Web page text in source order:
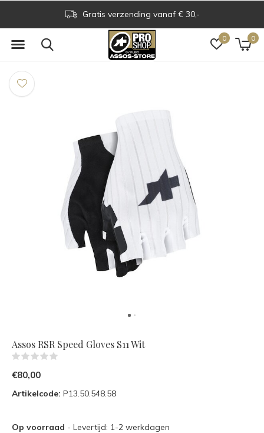
0 0
Gratis verzending vanaf € 30,-
Assos RSR Speed Gloves S11 Wit
€80,00
Artikelcode: P13.50.548.58
Op voorraad - Levertijd: 1-2 werkdagen